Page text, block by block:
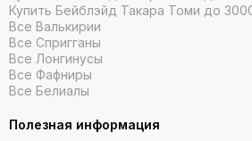
Купить Бейблэйд Такара Томи до
Все Валькирии
Все Спригганы
Все Лонгинусы
Все Фафниры
Все Белиалы
Полезная информация